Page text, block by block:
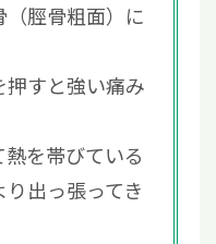
脛骨粗面）に
すと強い痛み
を帯びている
出っ張ってき